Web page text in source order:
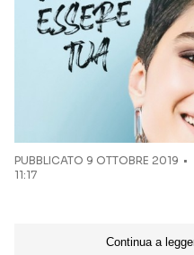
PUBBLICATO 9 OTTOBRE 2019
11:17